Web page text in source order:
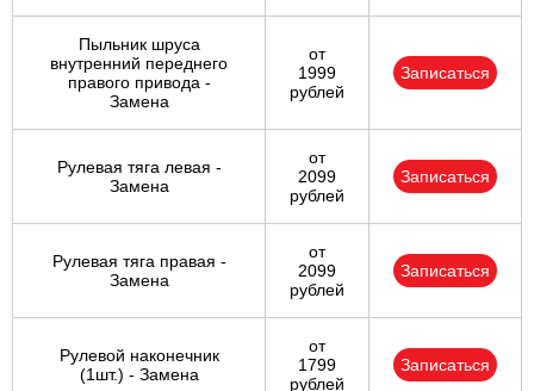
Пыльник шруса
внутренний переднего
правого привода -
Замена
от
1999
рублей
Записаться
Рулевая тяга левая -
Замена
от
2099
рублей
Записаться
Рулевая тяга правая -
Замена
от
2099
рублей
Записаться
Рулевой наконечник
(1шт.) - Замена
от
1799
рублей
Записаться